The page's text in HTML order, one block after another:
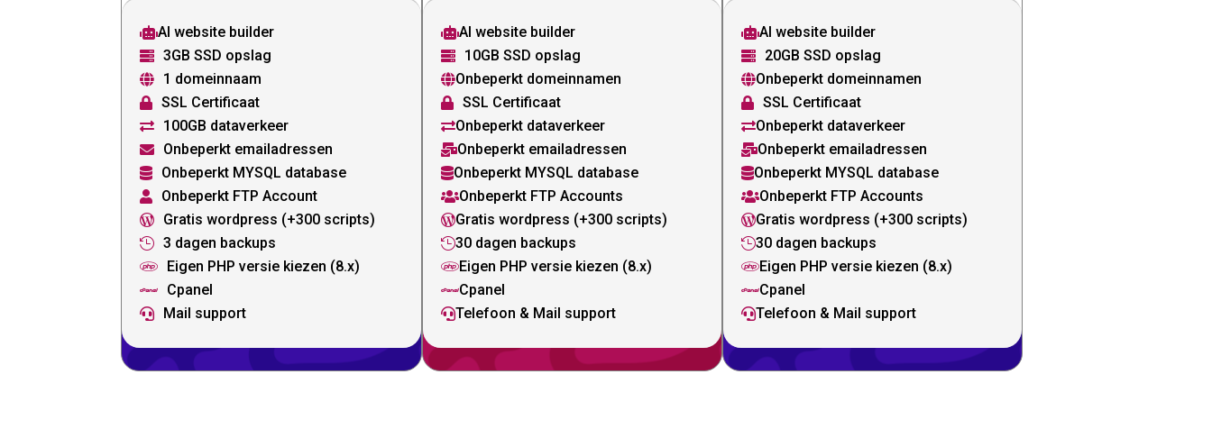
AI website builder
 3GB SSD opslag
 1 domeinnaam
 SSL Certificaat
 100GB dataverkeer
 Onbeperkt emailadressen
 Onbeperkt MYSQL database
 Onbeperkt FTP Account
 Gratis wordpress (+300 scripts)
 3 dagen backups
 Eigen PHP versie kiezen (8.x)
 Cpanel
 Mail support
AI website builder
 10GB SSD opslag
Onbeperkt domeinnamen
 SSL Certificaat
Onbeperkt dataverkeer
Onbeperkt emailadressen
Onbeperkt MYSQL database
Onbeperkt FTP Accounts
Gratis wordpress (+300 scripts)
30 dagen backups
Eigen PHP versie kiezen (8.x)
Cpanel
Telefoon & Mail support
AI website builder
 20GB SSD opslag
Onbeperkt domeinnamen
 SSL Certificaat
Onbeperkt dataverkeer
Onbeperkt emailadressen
Onbeperkt MYSQL database
Onbeperkt FTP Accounts
Gratis wordpress (+300 scripts)
30 dagen backups
Eigen PHP versie kiezen (8.x)
Cpanel
Telefoon & Mail support